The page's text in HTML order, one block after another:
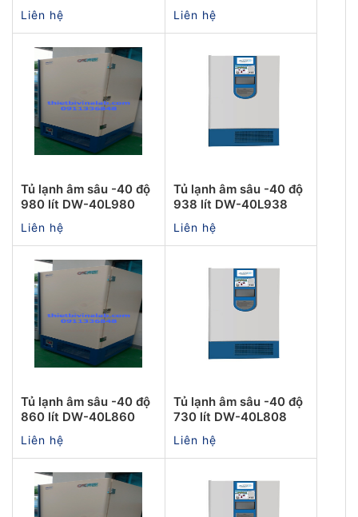
Liên hệ Liên hệ
Tủ lạnh âm sâu -40 độ
980 lít DW-40L980
Liên hệ
Tủ lạnh âm sâu -40 độ
938 lít DW-40L938
Liên hệ
Tủ lạnh âm sâu -40 độ
860 lít DW-40L860
Liên hệ
Tủ lạnh âm sâu -40 độ
730 lít DW-40L808
Liên hệ